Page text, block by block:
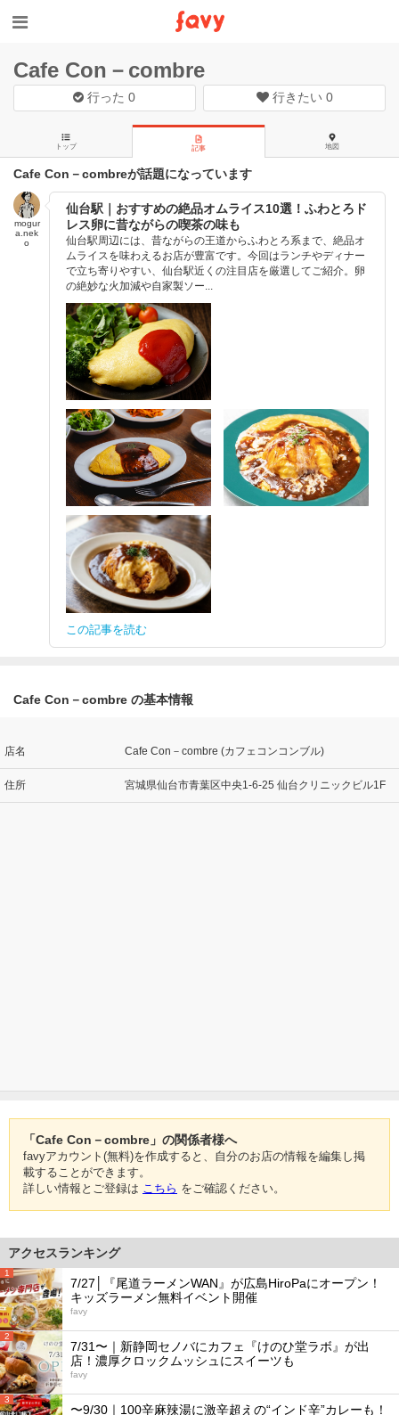
Cafe Con－combre
行った0 行きたい 0
トップ 記事 地図
Cafe Con－combreが話題になっています
mogur
a.nek
o
仙台駅｜おすすめの絶品オムライス10選！ふわとろド
レス卵に昔ながらの喫茶の味も
仙台駅周辺には、昔ながらの王道からふわとろ系まで、絶品オ
ムライスを味わえるお店が豊富です。今回はランチやディナー
で立ち寄りやすい、仙台駅近くの注目店を厳選してご紹介。卵
の絶妙な火加減や自家製ソー...
この記事を読む
Cafe Con－combre の基本情報
店名 Cafe Con－combre (カフェコンコンブル)
住所 宮城県仙台市青葉区中央1-6-25 仙台クリニックビル1F
「Cafe Con－combre」の関係者様へ
favyアカウント(無料)を作成すると、自分のお店の情報を編集し掲
載することができます。
詳しい情報とご登録は こちら をご確認ください。
アクセスランキング
1
7/27│『尾道ラーメンWAN』が広島HiroPaにオープン！
キッズラーメン無料イベント開催
favy
2
7/31〜｜新静岡セノバにカフェ『けのひ堂ラボ』が出
店！濃厚クロックムッシュにスイーツも
favy
3
〜9/30｜100辛麻辣湯に激辛超えの“インド辛”カレーも！